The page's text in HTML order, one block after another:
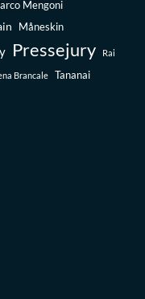
Mengoni
Måneskin
Pressejury Rai
Brancale Tananai